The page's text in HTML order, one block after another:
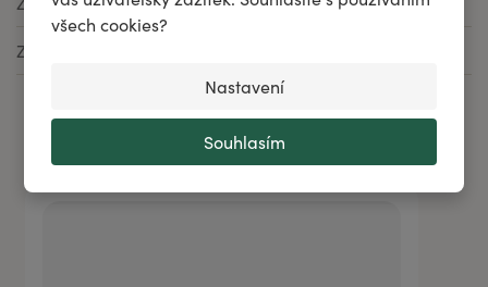
všech cookies?
Nastavení
Souhlasím
Země původu
Stojí za pozornost